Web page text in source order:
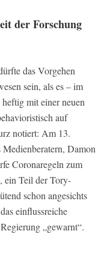
der Forschung
das Vorgehen
sein, als es – im
mit einer neuen
auf
notiert: Am 13.
Damon
Coronaregeln zum
ein Teil der Tory-
schon angesichts
einflussreiche
„gewarnt“.